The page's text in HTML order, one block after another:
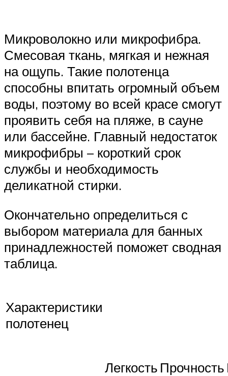
Микроволокно или микрофибра.
Смесовая ткань, мягкая и нежная
на ощупь. Такие полотенца
способны впитать огромный объем
воды, поэтому во всей красе смогут
проявить себя на пляже, в сауне
или бассейне. Главный недостаток
микрофибры – короткий срок
службы и необходимость
деликатной стирки.
Окончательно определиться с
выбором материала для банных
принадлежностей поможет сводная
таблица.
Характеристики
полотенец
Легкость Прочность